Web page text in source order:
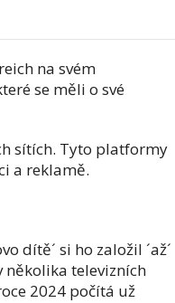
na svém
se měli o své
sítích. Tyto platformy
a reklamě.
dítě´ si ho založil ´až´
několika televizních
2024 počítá už